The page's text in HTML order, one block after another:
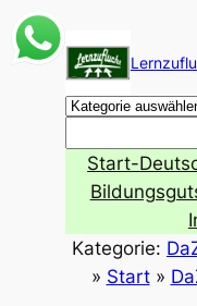
Zum
Inhalt
springen
Start-
Kategorie:
» Start»